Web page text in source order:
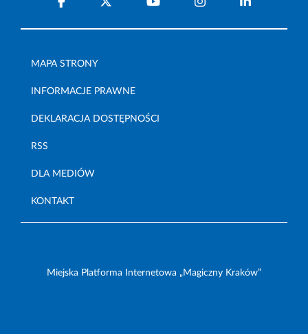
MAPA STRONY
INFORMACJE PRAWNE
DEKLARACJA DOSTĘPNOŚCI
RSS
DLA MEDIÓW
KONTAKT
Miejska Platforma Internetowa „Magiczny Kraków”